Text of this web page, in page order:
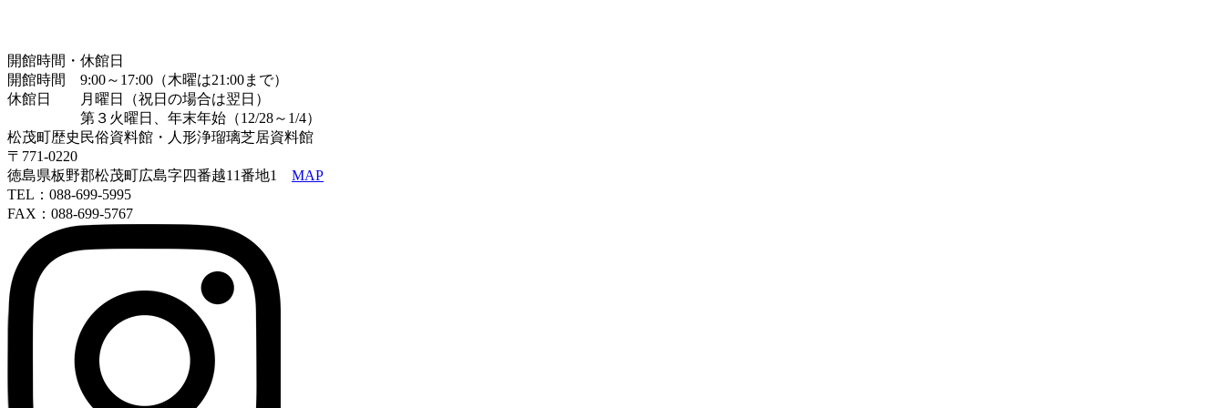
開館時間・休館日
開館時間 9:00～17:00（木曜は21:00まで）
休館日 月曜日（祝日の場合は翌日）
第３火曜日、年末年始（12/28～1/4）
松茂町歴史民俗資料館・人形浄瑠璃芝居資料館
〒771-0220
徳島県板野郡松茂町広島字四番越11番地1 MAP
TEL：088-699-5995
FAX：088-699-5767